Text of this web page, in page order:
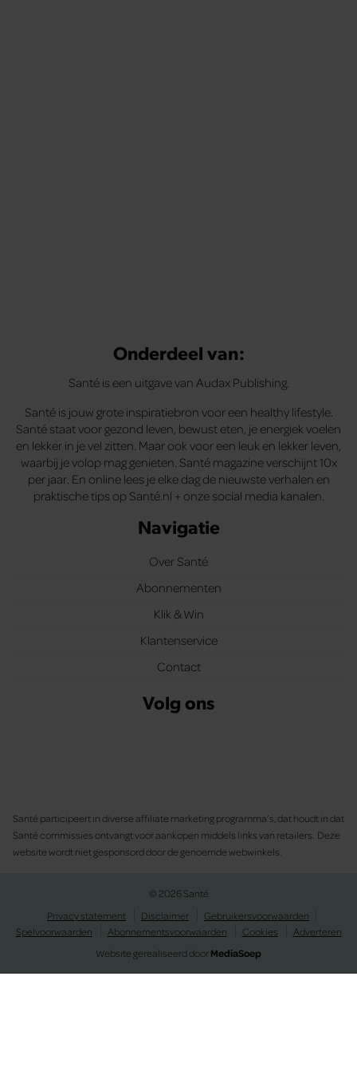
Onderdeel van:
Santé is een uitgave van Audax Publishing.
Santé is jouw grote inspiratiebron voor een healthy lifestyle.
Santé staat voor gezond leven, bewust eten, je energiek voelen
en lekker in je vel zitten. Maar ook voor een leuk en lekker leven,
waarbij je volop mag genieten. Santé magazine verschijnt 10x
per jaar. En online lees je elke dag de nieuwste verhalen en
praktische tips op Santé.nl + onze social media kanalen.
Navigatie
Over Santé
Abonnementen
Klik & Win
Klantenservice
Contact
Volg ons
Santé participeert in diverse affiliate marketing programma’s, dat houdt in dat
Santé commissies ontvangt voor aankopen middels links van retailers. Deze
website wordt niet gesponsord door de genoemde webwinkels.
© 2026 Santé
Privacy statement
Disclaimer
Gebruikersvoorwaarden
Spelvoorwaarden
Abonnementsvoorwaarden Cookies
Adverteren
Website gerealiseerd doorMediaSoep